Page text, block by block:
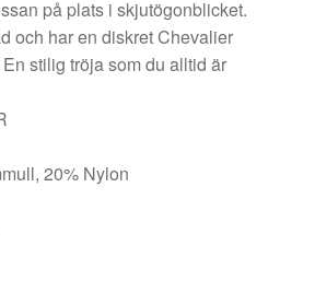
på plats i skjutögonblicket.
och har en diskret Chevalier
stilig tröja som du alltid är
20% Nylon